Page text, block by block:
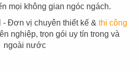
mọi không gian ngóc ngách.
- Đơn vị chuyên thiết kế & thi công
nghiệp, trọn gói uy tín trong và
ngoài nước